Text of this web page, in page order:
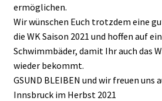
ermöglichen.
Wir wünschen Euch trotzdem eine
die WK Saison 2021 und hoffen auf
Schwimmbäder, damit Ihr auch das
wieder bekommt.
GSUND BLEIBEN und wir freuen uns
Innsbruck im Herbst 2021